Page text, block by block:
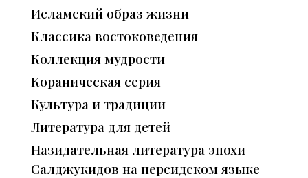
Исламский образ жизни
Классика востоковедения
Коллекция мудрости
Кораническая серия
Культура и традиции
Литература для детей
Назидательная литература эпохи
Салджукидов на персидском языке